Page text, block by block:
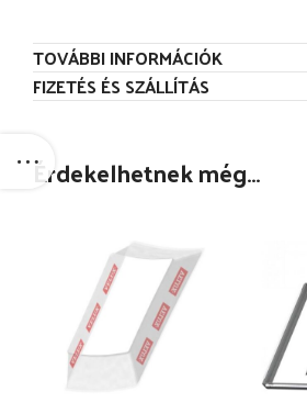
TOVÁBBI INFORMÁCIÓK
FIZETÉS ÉS SZÁLLÍTÁS
Érdekelhetnek még…